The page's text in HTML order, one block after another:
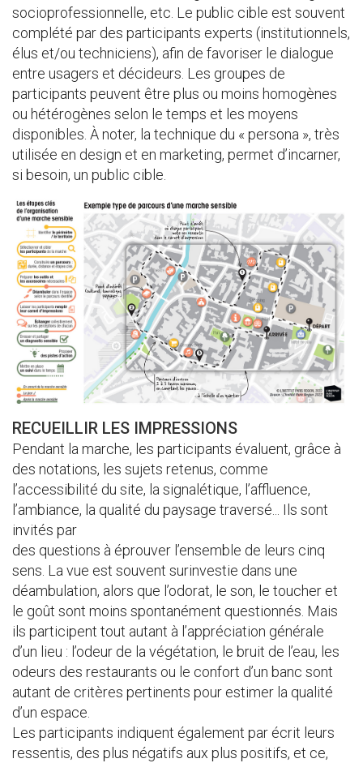
socioprofessionnelle, etc. Le public cible est souvent
complété par des participants experts (institutionnels,
élus et/ou techniciens), afin de favoriser le dialogue
entre usagers et décideurs. Les groupes de
participants peuvent être plus ou moins homogènes
ou hétérogènes selon le temps et les moyens
disponibles. À noter, la technique du « persona », très
utilisée en design et en marketing, permet d’incarner,
si besoin, un public cible.
RECUEILLIR LES IMPRESSIONS
Pendant la marche, les participants évaluent, grâce à
des notations, les sujets retenus, comme
l’accessibilité du site, la signalétique, l’affluence,
l’ambiance, la qualité du paysage traversé... Ils sont
invités par
des questions à éprouver l’ensemble de leurs cinq
sens. La vue est souvent surinvestie dans une
déambulation, alors que l’odorat, le son, le toucher et
le goût sont moins spontanément questionnés. Mais
ils participent tout autant à l’appréciation générale
d’un lieu : l’odeur de la végétation, le bruit de l’eau, les
odeurs des restaurants ou le confort d’un banc sont
autant de critères pertinents pour estimer la qualité
d’un espace.
Les participants indiquent également par écrit leurs
ressentis, des plus négatifs aux plus positifs, et ce,